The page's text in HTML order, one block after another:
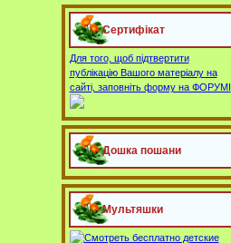
Сертифікат
Для того, щоб підтвертити
публікацію Вашого матеріалу на
сайті, заповніть форму на ФОРУМІ
Дошка пошани
Мультяшки